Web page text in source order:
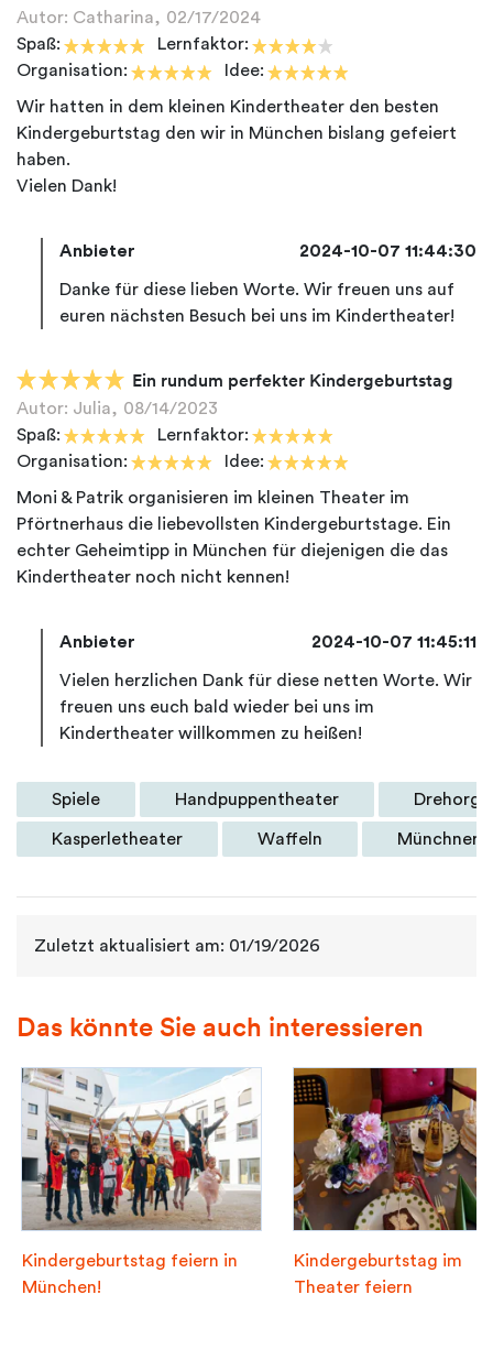
Autor: Catharina, 02/17/2024
Spaß:
Lernfaktor:
Organisation:
Idee:
Wir hatten in dem kleinen Kindertheater den besten
Kindergeburtstag den wir in München bislang gefeiert
haben.
Anbieter 2024-10-07 11:44:30
Danke für diese lieben Worte. Wir freuen uns auf
Ein rundum perfekter Kindergeburtstag
Autor: Julia, 08/14/2023
Spaß:
Lernfaktor:
Organisation:
Idee:
Moni & Patrik organisieren im kleinen Theater im
Pförtnerhaus die liebevollsten Kindergeburtstage. Ein
echter Geheimtipp in München für diejenigen die das
Anbieter 2024-10-07 11:45:11
Vielen herzlichen Dank für diese netten Worte. Wir
freuen uns euch bald wieder bei uns im
Spiele Handpuppentheater
Kasperletheater Waffeln Münchner
Zuletzt aktualisiert am: 01/19/2026
Das könnte Sie auch interessieren
Kindergeburtstag feiern in
München!
Kindergeburtstag im
Theater feiern